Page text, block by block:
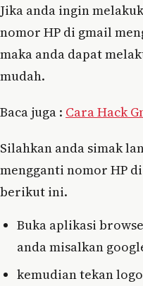
Jika anda ingin
nomor HP di gmail
maka anda dapat
mudah.
Baca juga : Cara Hack
Silahkan anda simak
mengganti nomor HP
berikut ini.
Buka aplikasi
anda misalkan
kemudian tekan